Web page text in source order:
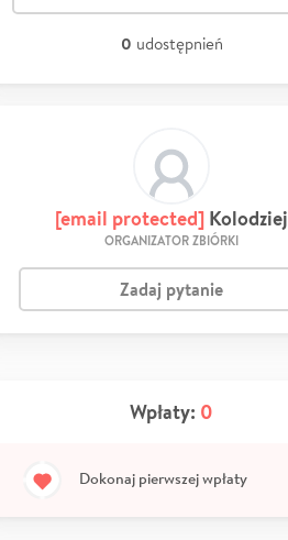
0 udostępnień
[email protected] Kolodziej
ORGANIZATOR ZBIÓRKI
Zadaj pytanie
Wpłaty: 0
Dokonaj pierwszej wpłaty